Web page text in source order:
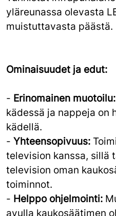
yläreunassa olevasta
muistuttavasta päästä.
Ominaisuudet ja edut:
- Erinomainen muotoilu:
kädessä ja nappeja on
kädellä.
- Yhteensopivuus:
television kanssa, sillä
television oman
toiminnot.
- Helppo ohjelmointi:
avulla kaukosäätimen